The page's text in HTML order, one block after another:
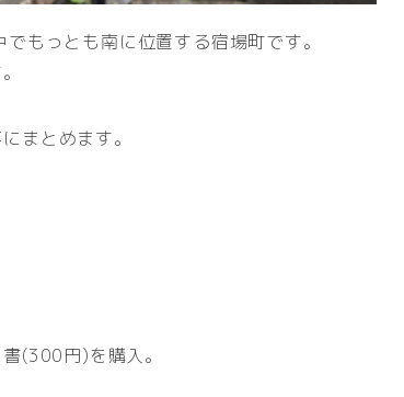
もっとも南に位置する宿場町です。
まとめます。
(300円)を購入。